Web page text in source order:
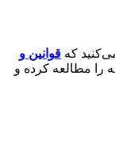
که قوانین و
را مطالعه کرده و